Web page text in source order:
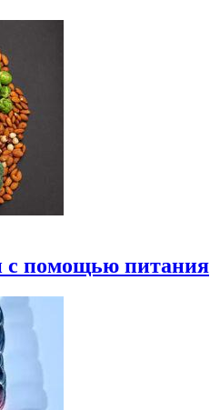
с помощью питания